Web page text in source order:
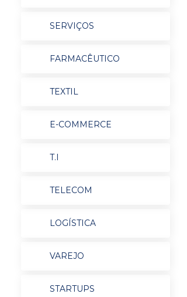
SERVIÇOS
FARMACÊUTICO
TEXTIL
E-COMMERCE
T.I
TELECOM
LOGÍSTICA
VAREJO
STARTUPS